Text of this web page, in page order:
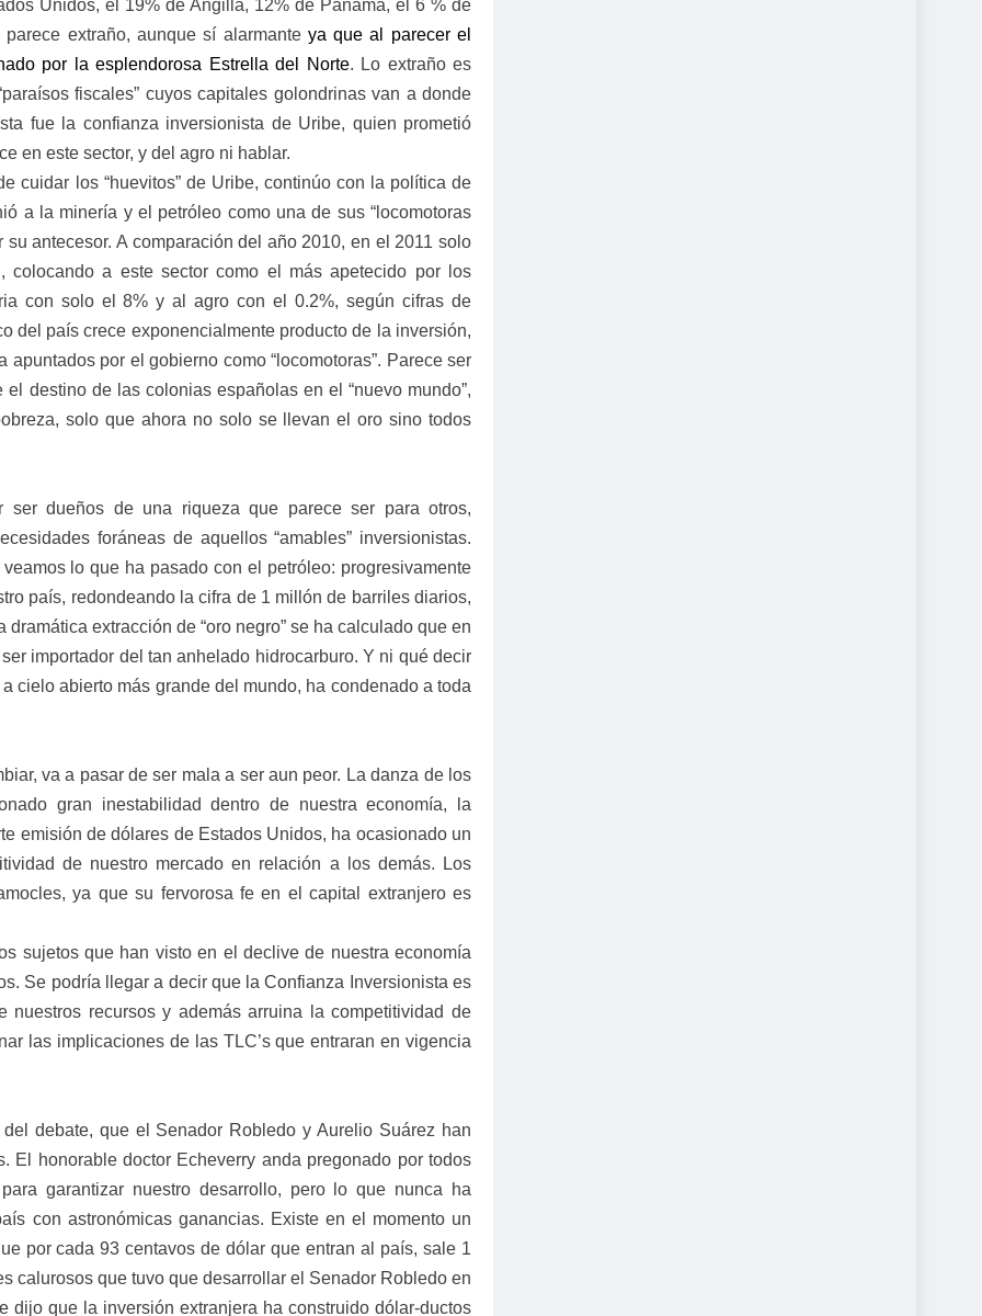
Unidos, el 19% de Angilla, 12% de Panamá, el 6 % de
extraño, aunque sí alarmante ya que al parecer el
por la esplendorosa Estrella del Norte. Lo extraño es
fiscales” cuyos capitales golondrinas van a donde
fue la confianza inversionista de Uribe, quien prometió
en este sector, y del agro ni hablar.
cuidar los “huevitos” de Uribe, continúo con la política de
a la minería y el petróleo como una de sus “locomotoras
antecesor. A comparación del año 2010, en el 2011 solo
a este sector como el más apetecido por los
con solo el 8% y al agro con el 0.2%, según cifras de
del país crece exponencialmente producto de la inversión,
por el gobierno como “locomotoras”. Parece ser
destino de las colonias españolas en el “nuevo mundo”,
solo que ahora no solo se llevan el oro sino todos
ser dueños de una riqueza que parece ser para otros,
foráneas de aquellos “amables” inversionistas.
lo que ha pasado con el petróleo: progresivamente
país, redondeando la cifra de 1 millón de barriles diarios,
extracción de “oro negro” se ha calculado que en
importador del tan anhelado hidrocarburo. Y ni qué decir
cielo abierto más grande del mundo, ha condenado a toda
va a pasar de ser mala a ser aun peor. La danza de los
gran inestabilidad dentro de nuestra economía, la
emisión de dólares de Estados Unidos, ha ocasionado un
de nuestro mercado en relación a los demás. Los
ya que su fervorosa fe en el capital extranjero es
sujetos que han visto en el declive de nuestra economía
Se podría llegar a decir que la Confianza Inversionista es
recursos y además arruina la competitividad de
las implicaciones de las TLC’s que entraran en vigencia
debate, que el Senador Robledo y Aurelio Suárez han
El honorable doctor Echeverry anda pregonado por todos
garantizar nuestro desarrollo, pero lo que nunca ha
con astronómicas ganancias. Existe en el momento un
por cada 93 centavos de dólar que entran al país, sale 1
calurosos que tuvo que desarrollar el Senador Robledo en
que la inversión extranjera ha construido dólar-ductos